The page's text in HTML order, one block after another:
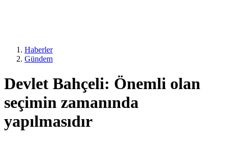
Haberler
Gündem
Devlet Bahçeli: Önemli olan
seçimin zamanında
yapılmasıdır